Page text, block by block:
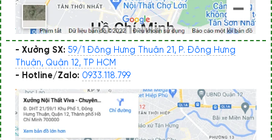
- Xưởng SX: 59/1 Đông Hưng Thuận 21, P. Đông Hưng
Thuận, Quận 12, TP HCM
- Hotline/Zalo: 0933.118.799